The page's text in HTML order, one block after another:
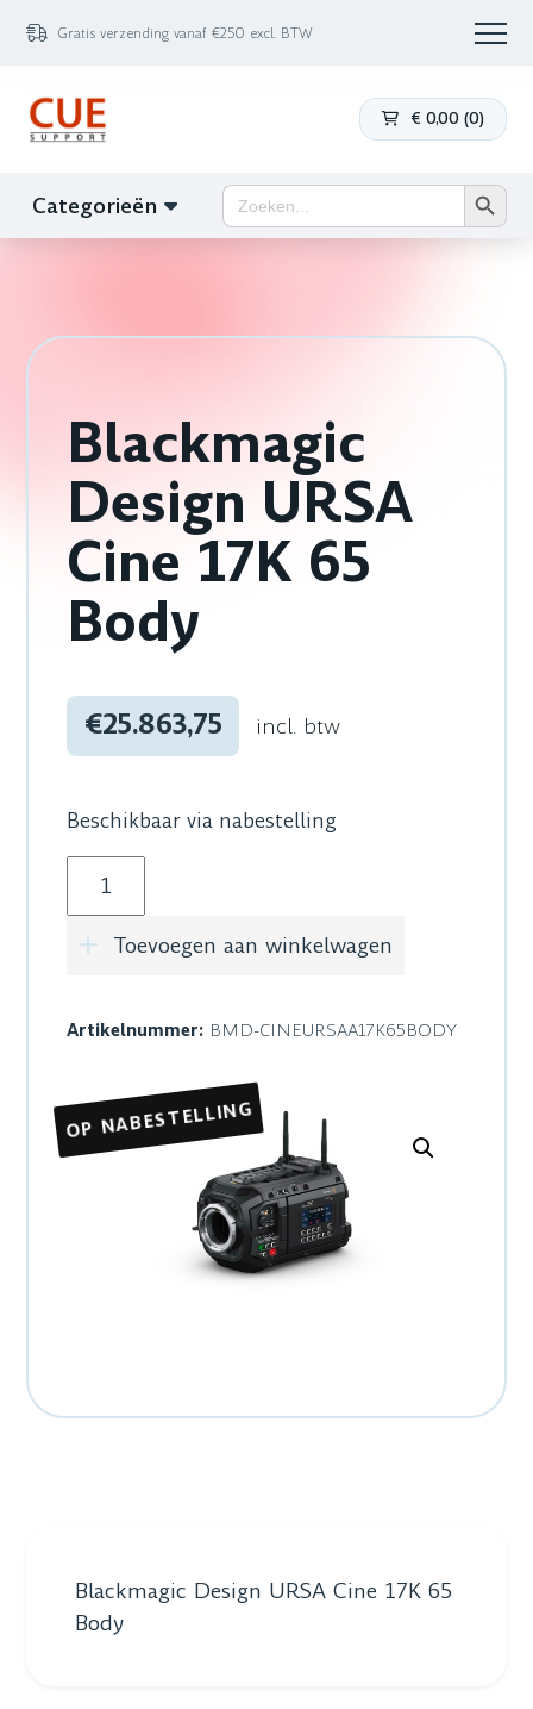
Gratis verzending vanaf €250 excl. BTW
€ 0,00 (0)
Categorieën Zoek
naar:
Blackmagic
Design URSA
Cine 17K 65
Body
€25.863,75 incl. btw
Beschikbaar via nabestelling
Blackmagic Design URSA Cine 17K 65 Body
Toevoegen aan winkelwagen
Artikelnummer: BMD-CINEURSAA17K65BODY
OP NABESTELLING
Blackmagic Design URSA Cine 17K 65
Body